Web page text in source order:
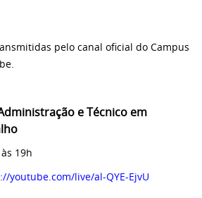
pelo canal oficial do Campus
e Técnico em
19h
youtube.com/live/al-QYE-EjvU